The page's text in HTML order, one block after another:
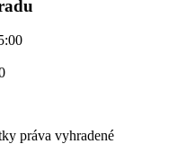
práva vyhradené